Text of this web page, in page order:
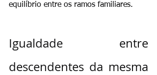
equilíbrio entre os ramos familiares.
Igualdade entre
descendentes da mesma